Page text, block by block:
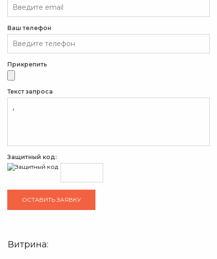
Ваш телефон
Прикрепить
Текст запроса
Защитный код:
Витрина: